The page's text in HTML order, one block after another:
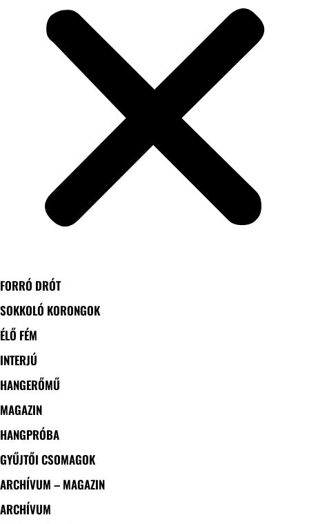
FORRÓ DRÓT
SOKKOLÓ KORONGOK
ÉLŐ FÉM
INTERJÚ
HANGERŐMŰ
MAGAZIN
HANGPRÓBA
GYŰJTŐI CSOMAGOK
ARCHÍVUM – MAGAZIN
ARCHÍVUM